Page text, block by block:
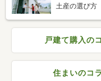
土産の選び方
戸建て購入の
住まいのコ